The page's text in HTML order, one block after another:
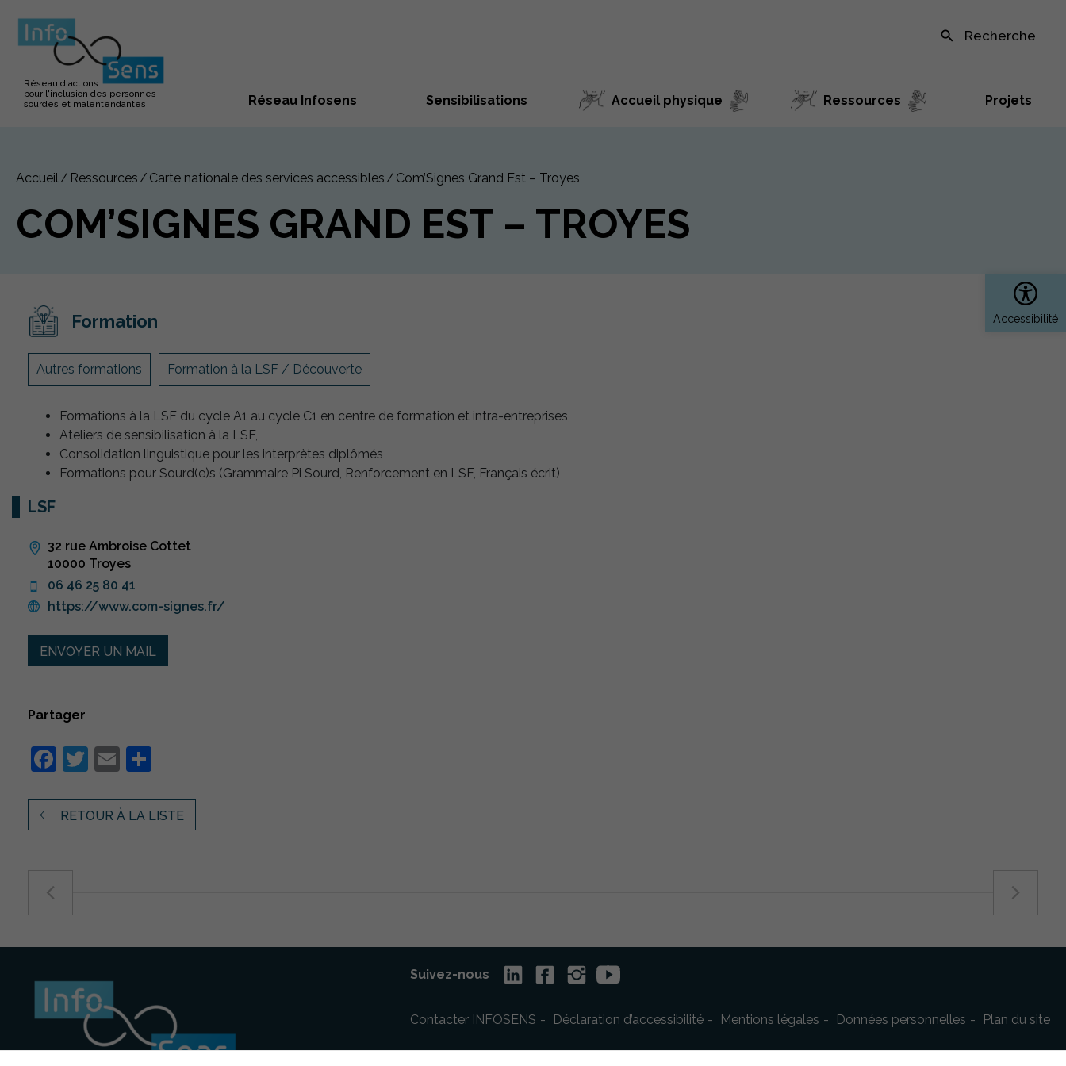
Réseau d'actions
pour l'inclusion des personnes
sourdes et malentendantes
Réseau Infosens Sensibilisations Accueil physique Ressources Projets
Recherche sur le site
Accueil Ressources Carte nationale des services accessibles Com’Signes Grand Est – Troyes
COM’SIGNES GRAND EST – TROYES
Formation
Autres formations Formation à la LSF / Découverte
Formations à la LSF du cycle A1 au cycle C1 en centre de formation et intra-entreprises,
Ateliers de sensibilisation à la LSF,
Consolidation linguistique pour les interprètes diplômés
Formations pour Sourd(e)s (Grammaire Pi Sourd, Renforcement en LSF, Français écrit)
LSF
32 rue Ambroise Cottet
10000 Troyes
06 46 25 80 41
https://www.com-signes.fr/
ENVOYER UN MAIL
Partager
Facebook
Twitter
Email
RETOUR À LA LISTE
Suivez-nous
Contacter INFOSENS Déclaration d’accessibilité Mentions légales Données personnelles Plan du site